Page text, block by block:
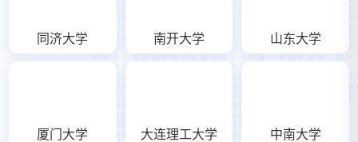
同济大学 南开大学 山东大学
厦门大学 大连理工大学 中南大学